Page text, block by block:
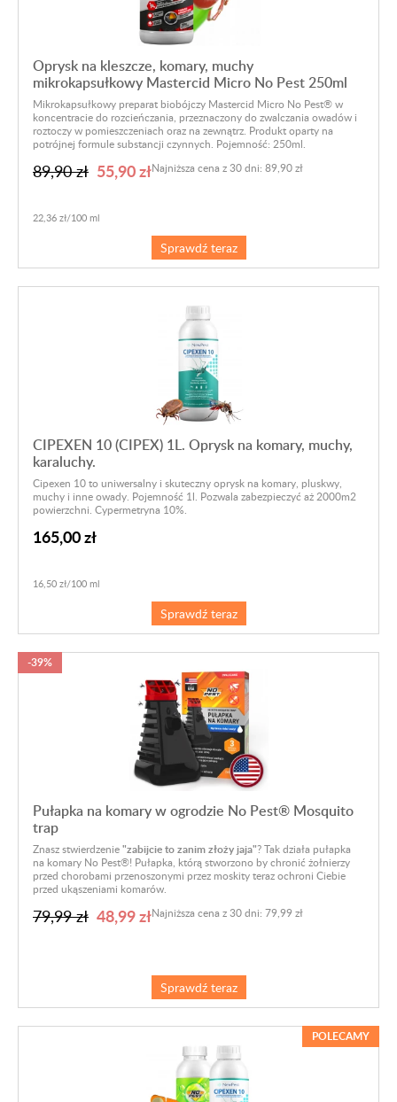
Oprysk na kleszcze, komary, muchy
mikrokapsułkowy Mastercid Micro No Pest 250ml
Mikrokapsułkowy preparat biobójczy Mastercid Micro No Pest® w
koncentracie do rozcieńczania, przeznaczony do zwalczania owadów i
roztoczy w pomieszczeniach oraz na zewnątrz. Produkt oparty na
potrójnej formule substancji czynnych. Pojemność: 250ml.
89,90 zł 55,90 zł
22,36 zł/100 ml
Najniższa cena z 30 dni: 89,90 zł
Sprawdź teraz
CIPEXEN 10 (CIPEX) 1L. Oprysk na komary, muchy,
karaluchy.
Cipexen 10 to uniwersalny i skuteczny oprysk na komary, pluskwy,
muchy i inne owady. Pojemność 1l. Pozwala zabezpieczyć aż 2000m2
powierzchni. Cypermetryna 10%.
165,00 zł
16,50 zł/100 ml
Sprawdź teraz
Pułapka na komary w ogrodzie No Pest® Mosquito
trap
-39%
Znasz stwierdzenie"zabijcie to zanim złoży jaja"? Tak działa pułapka
na komary No Pest®! Pułapka, którą stworzono by chronić żołnierzy
przed chorobami przenoszonymi przez moskity teraz ochroni Ciebie
przed ukąszeniami komarów.
79,99 zł 48,99 złNajniższa cena z 30 dni: 79,99 zł
Sprawdź teraz
POLECAMY